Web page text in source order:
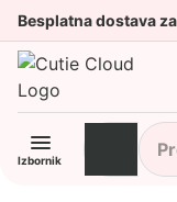
Besplatna dostava
Izbornik